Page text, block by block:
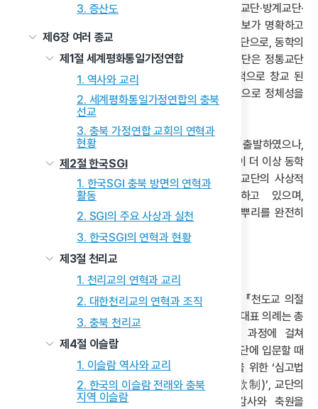
3. 증산도
제6장 여러 종교
제1절 세계평화통일가정연합
1. 역사와 교리
2. 세계평화통일가정연합의 충북
선교
3. 충북 가정연합 교회의 연혁과
현황
제2절 한국SGI
1. 한국SGI 충북 방면의 연혁과
활동
2. SGI의 주요 사상과 실천
3. 한국SGI의 연혁과 현황
제3절 천리교
1. 천리교의 연혁과 교리
2. 대한천리교의 연혁과 조직
3. 충북 천리교
제4절 이슬람
1. 이슬람 역사와 교리
2. 한국의 이슬람 전래와 충북
지역 이슬람
동학 교단의 분열은 그 계보와 성격에 따라 정통교단·방계교단·
변성교단으로 분류된다. 정통교단은 교법의 전승 계보가 명확하고
교리 및 신행에 있어 동학의 근본정신을 계승하는 집단으로, 동학의
정통성을 대표한다고 할 수 있다. 이에 반해 방계교단은 정통교단
외부에서 공식적인 전수 과정을 거치지 않고 독자적으로 창교 된
경우이거나, 정통 내부에서 이견을 제기하며 독립적으로 정체성을
주장한 집단들을 포함한다.
마지막으로 변성교단은 동학의 사상과 조직으로부터 출발하였으나,
이후 교리적 변화와 종교적 재구성을 거치며 자신들이 더 이상 동학
계열이 아님을 표방하는 집단들이다. 그러나 이들 교단의 사상적
기저에는 여전히 동학의 핵심 사유가 잔존하고 있으며,
표면적으로는 탈동학을 지향하더라도 그 정체성의 뿌리를 완전히
벗어났다고 보기는 어렵다.
3) 천도교의 신앙 방법
오늘날 천도교의 주요 의례는 교단의 공식 규범집인 『천도교 의절
(天道敎 儀節)』에 따라 거행된다. 이 의절에 규정된 대표 의례는 총
10가지로, 각각 천도교 신앙과 공동체 삶의 전 과정에 걸쳐
정교하게 마련되어 있다. 주요 항목으로는 신자가 교단에 입문할 때
거행하는‘입교식’, 신앙인의 내면 고백과 정신 수양을 위한 ‘심고법
(心告法)’, 일상적 신앙 실천의 규범인‘오관제(五款制)’, 교단의
역사와 인물을 기리는 ‘기념식’, 천주에 대한 감사와 축원을